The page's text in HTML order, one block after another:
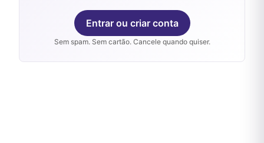
Entrar ou criar conta
Sem spam. Sem cartão. Cancele quando quiser.